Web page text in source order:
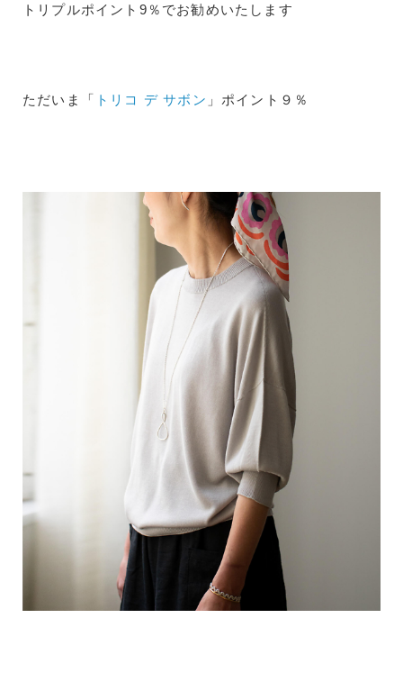
トリプルポイント9％でお勧めいたします
ただいま「 トリコ デ サボン 」ポイント９％